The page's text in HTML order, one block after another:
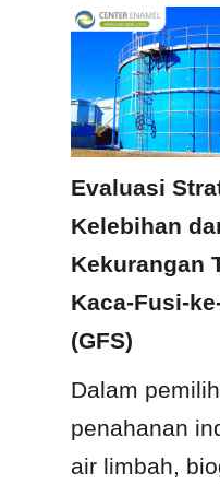
Evaluasi
Kelebihan
Kekurangan
Kaca-Fusi-
(GFS)
Dalam
penahanan
air limbah,